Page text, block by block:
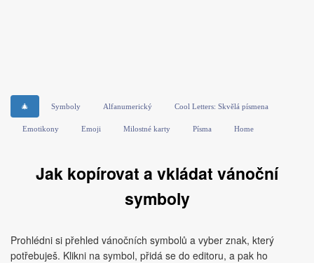
🎄 Symboly Alfanumerický Cool Letters: Skvělá písmena
Emotikony Emoji Milostné karty Písma Home
Jak kopírovat a vkládat vánoční
symboly
Prohlédni si přehled vánočních symbolů a vyber znak, který
potřebuješ. Klikni na symbol, přidá se do editoru, a pak ho